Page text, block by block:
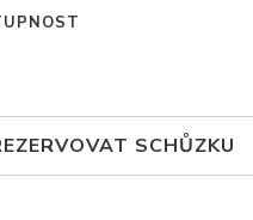
SCHŮZKU